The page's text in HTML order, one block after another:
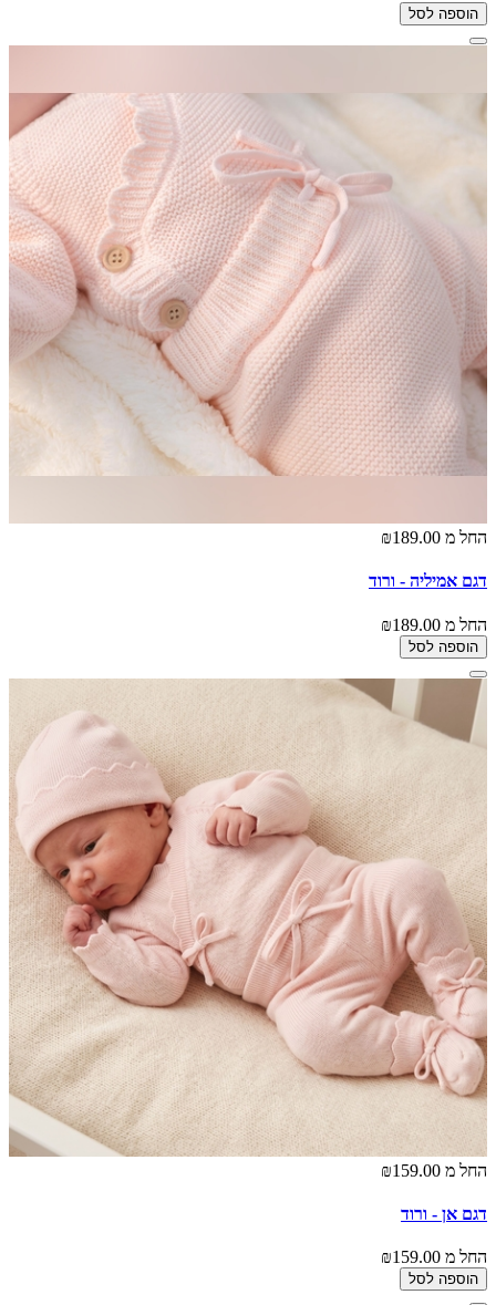
הוספה לסל
החל מ ₪189.00
דגם אמיליה - ורוד
החל מ ₪189.00
הוספה לסל
החל מ ₪159.00
דגם אן - ורוד
החל מ ₪159.00
הוספה לסל